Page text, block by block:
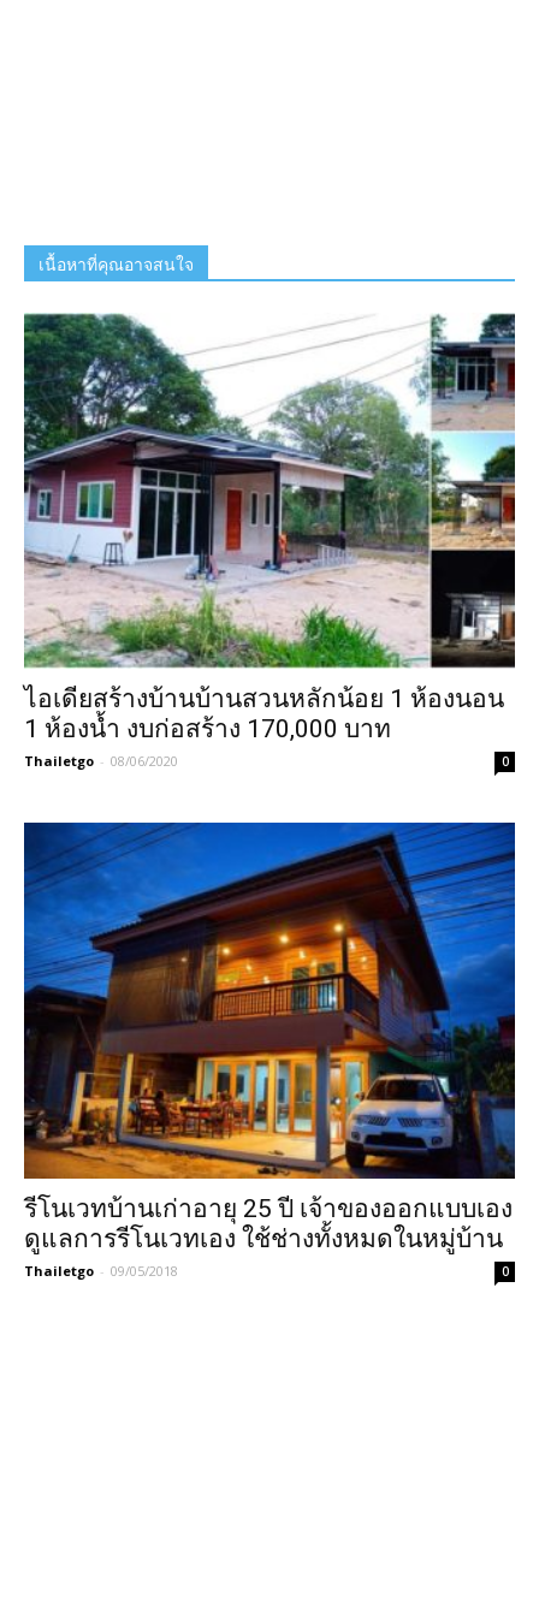
เนื้อหาที่คุณอาจสนใจ
ไอเดียสร้างบ้านบ้านสวนหลักน้อย 1 ห้องนอน
1 ห้องน้ำ งบก่อสร้าง 170,000 บาท
Thailetgo - 08/06/2020 0
รีโนเวทบ้านเก่าอายุ 25 ปี เจ้าของออกแบบเอง
ดูแลการรีโนเวทเอง ใช้ช่างทั้งหมดในหมู่บ้าน
Thailetgo - 09/05/2018 0